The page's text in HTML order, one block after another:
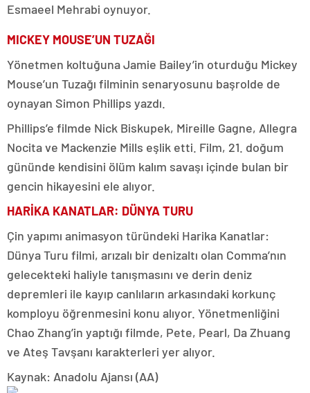
Esmaeel Mehrabi oynuyor.
MICKEY MOUSE’UN TUZAĞI
Yönetmen koltuğuna Jamie Bailey’in oturduğu Mickey
Mouse’un Tuzağı filminin senaryosunu başrolde de
oynayan Simon Phillips yazdı.
Phillips’e filmde Nick Biskupek, Mireille Gagne, Allegra
Nocita ve Mackenzie Mills eşlik etti. Film, 21. doğum
gününde kendisini ölüm kalım savaşı içinde bulan bir
gencin hikayesini ele alıyor.
HARİKA KANATLAR: DÜNYA TURU
Çin yapımı animasyon türündeki Harika Kanatlar:
Dünya Turu filmi, arızalı bir denizaltı olan Comma’nın
gelecekteki haliyle tanışmasını ve derin deniz
depremleri ile kayıp canlıların arkasındaki korkunç
komployu öğrenmesini konu alıyor. Yönetmenliğini
Chao Zhang’in yaptığı filmde, Pete, Pearl, Da Zhuang
ve Ateş Tavşanı karakterleri yer alıyor.
Kaynak: Anadolu Ajansı (AA)